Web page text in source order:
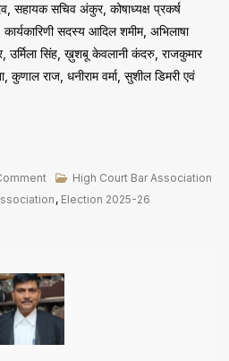
सहायक सचिव अंकुर, कोषाध्यक्ष प्रकर्ष
सदस्य आदिल शमीम, अभिलाषा
सिंह, ख़ुशबू केवलानी कंदरु, राजकुमार
कुणाल राज, धनीराम वर्मा, सुशील डिमरी एवं
On
HC
विवेक,
राजकुमार,
व
High Court Bar Association
, Election 2025-26